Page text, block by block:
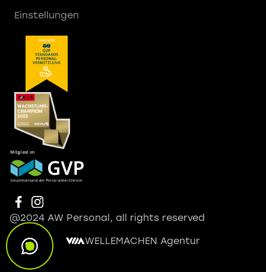
@2024 AW Personal, all rights reserved
Einstellungen
WELLEMACHEN Agentur